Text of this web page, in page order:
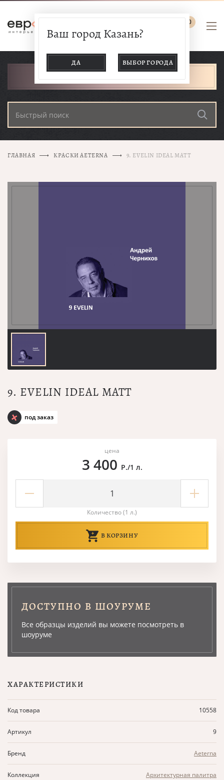
0
Ваш город Казань?
ДА ВЫБОР ГОРОДА
ГЛАВНАЯ КРАСКИ AETERNA 9. EVELIN IDEAL MATT
9. EVELIN IDEAL MATT
под заказ
цена
3 400 Р./1 л.
Количество (1 л.)
В КОРЗИНУ
ДОСТУПНО В ШОУРУМЕ
Все образцы изделий вы можете посмотреть в
шоуруме
ХАРАКТЕРИСТИКИ
Код товара 10558
Артикул 9
Бренд Aeterna
Коллекция Архитектурная палитра